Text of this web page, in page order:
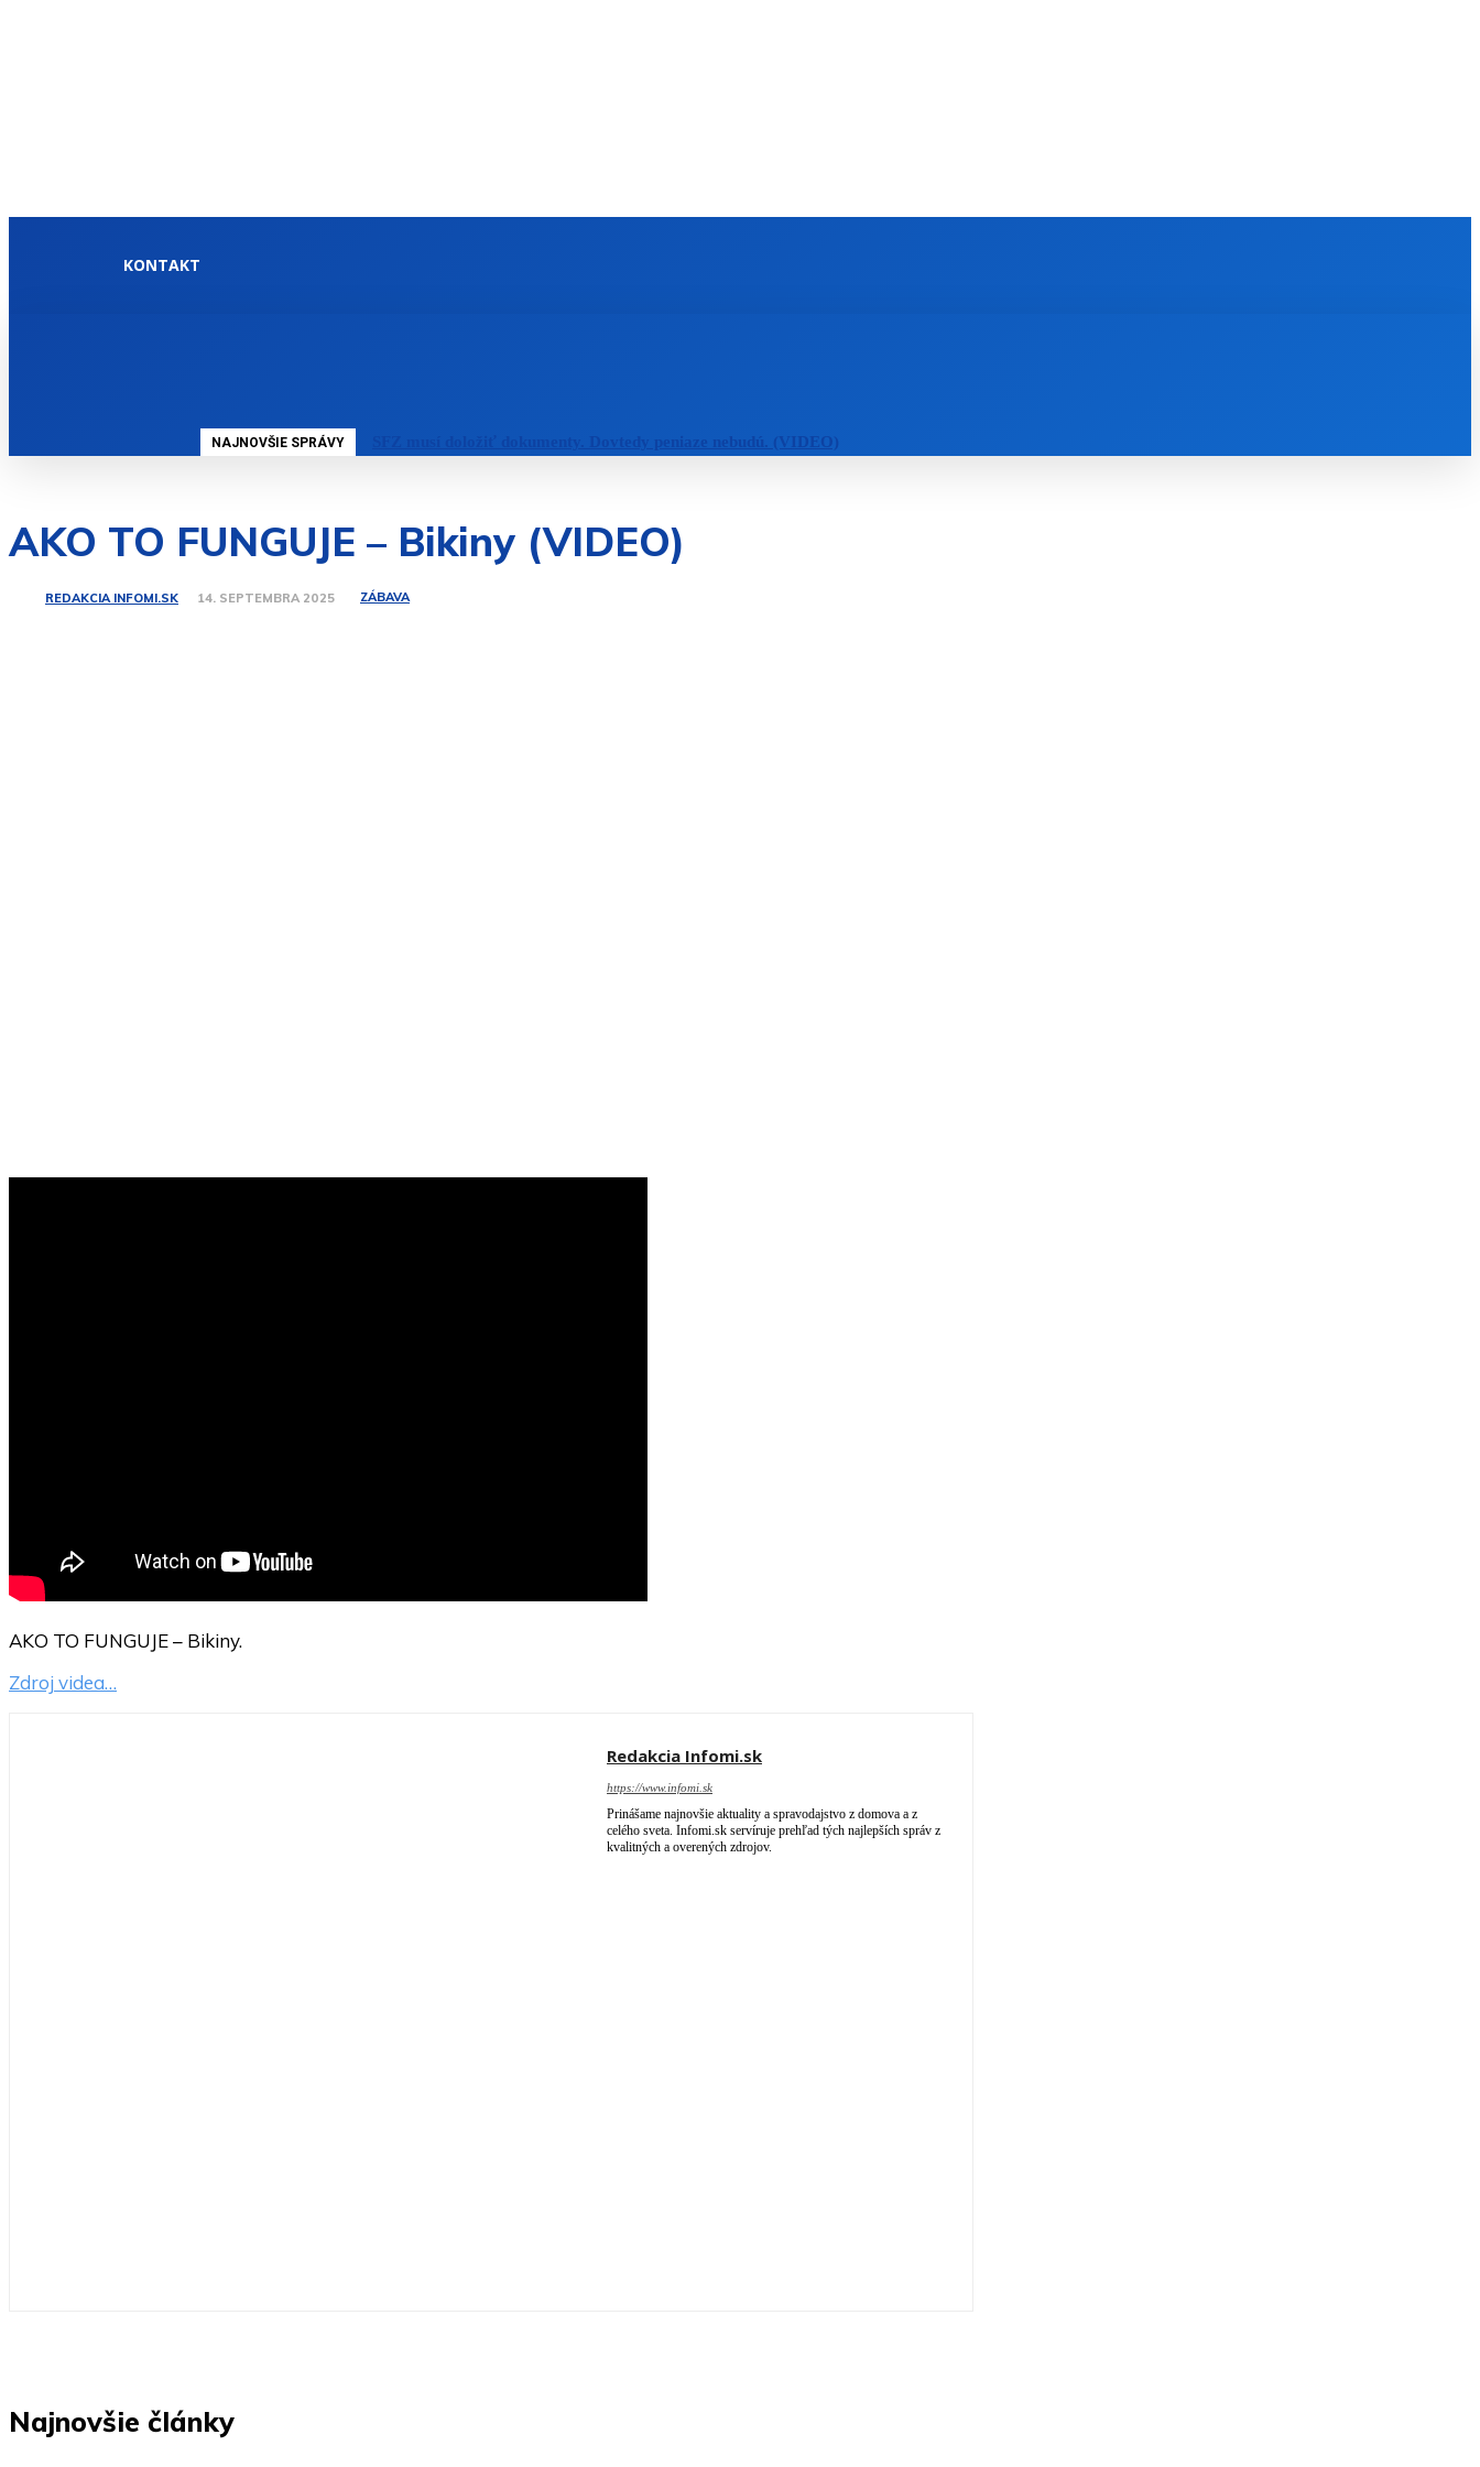
KONTAKT
NAJNOVŠIE SPRÁVY SFZ musí doložiť dokumenty. Dovtedy peniaze nebudú. (VIDEO)
AKO TO FUNGUJE – Bikiny (VIDEO)
REDAKCIA INFOMI.SK 14. SEPTEMBRA 2025 ZÁBAVA
AKO TO FUNGUJE – Bikiny.
Zdroj videa…
Redakcia Infomi.sk
https://www.infomi.sk
Prinášame najnovšie aktuality a spravodajstvo z domova a z
celého sveta. Infomi.sk servíruje prehľad tých najlepších správ z
kvalitných a overených zdrojov.
Najnovšie články